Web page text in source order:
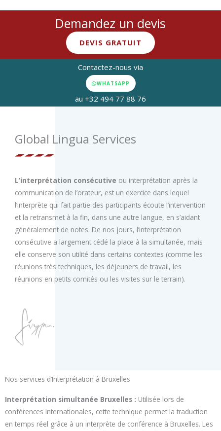
Demandez un devis
DEVIS GRATUIT
Contactez-nous via
WHATSAPP
au +32 494 77 88 76
Global Lingua Services
L’interprétation consécutive ou interprétation après la
communication de l’orateur, est un exercice dans lequel
l’interprète qui fait partie des participants écoute l’intervention
et la retransmet à la fin, dans une autre langue, en s’aidant
généralement de notes. De nos jours, l’interprétation
consécutive a largement cédé la place à la simultanée, mais
elle conserve son utilité dans certains contextes (comme les
réunions très techniques, les déjeuners de travail, les
réunions en petits comités ou les visites sur le terrain).
Nos services d’Interprétation à Bruxelles
Interprétation simultanée Bruxelles : Utilisée lors de
conférences internationales, cette technique permet la traduction
en temps réel grâce à un interprète de conférence à Bruxelles. Les